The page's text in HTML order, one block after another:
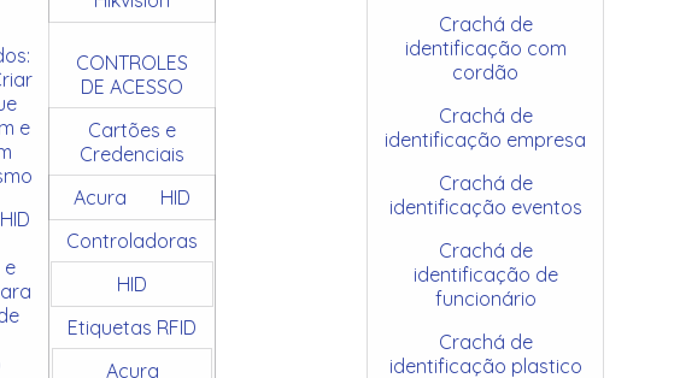
e
e
CONTROLES
DE ACESSO
Cartões e
Credenciais
Acura
HID
Controladoras
HID
Etiquetas RFID
Acura
Crachá de
identificação com
cordão
Crachá de
identificação empresa
Crachá de
identificação eventos
Crachá de
identificação de
funcionário
Crachá de
identificação plastico